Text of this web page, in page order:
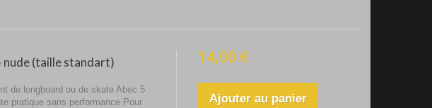
nude (taille standart)
de longboard ou de skate Abec 5
pratique sans performance Pour
14,00 €
Ajouter au panier